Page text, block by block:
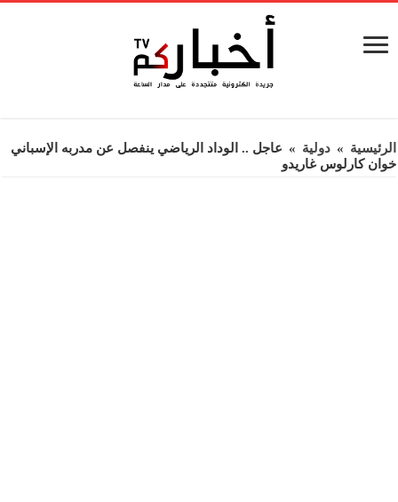
الرئيسية » دولية » عاجل .. الوداد الرياضي ينفصل عن مدربه الإسباني
خوان كارلوس غاريدو